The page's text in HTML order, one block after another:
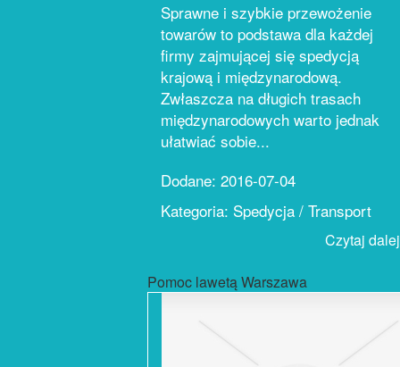
Sprawne i szybkie przewożenie
towarów to podstawa dla każdej
firmy zajmującej się spedycją
krajową i międzynarodową.
Zwłaszcza na długich trasach
międzynarodowych warto jednak
ułatwiać sobie...
Dodane: 2016-07-04
Kategoria: Spedycja / Transport
Czytaj
Pomoc lawetą Warszawa